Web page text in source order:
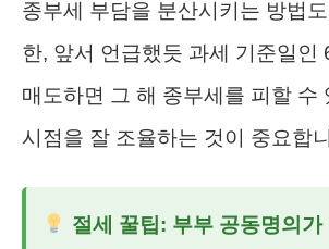
종부세 부담을 분산시키는 방법
한, 앞서 언급했듯 과세 기준일인
매도하면 그 해 종부세를 피할 수
시점을 잘 조율하는 것이 중요합
절세 꿀팁: 부부 공동명의가